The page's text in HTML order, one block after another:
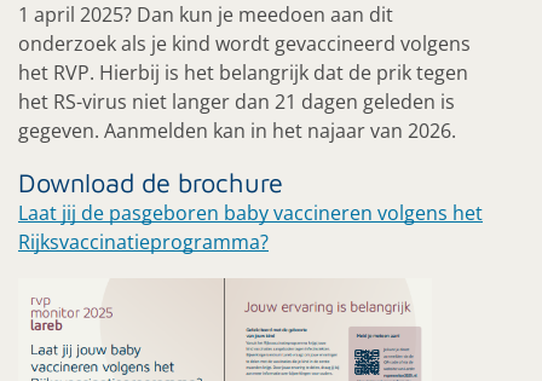
1 april 2025? Dan kun je meedoen aan dit
onderzoek als je kind wordt gevaccineerd volgens
het RVP. Hierbij is het belangrijk dat de prik tegen
het RS-virus niet langer dan 21 dagen geleden is
gegeven. Aanmelden kan in het najaar van 2026.
Download de brochure
Laat jij de pasgeboren baby vaccineren volgens het
Rijksvaccinatieprogramma?